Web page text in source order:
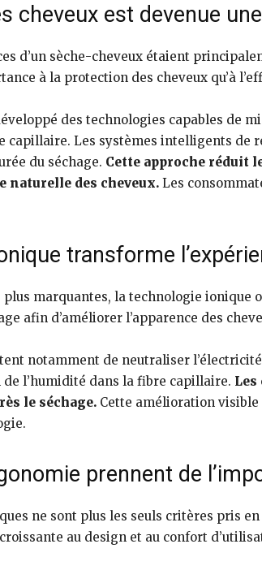
cheveux est devenue
d’un sèche-cheveux étaient
à la protection des cheveux qu’à
des technologies capables de
capillaire. Les systèmes intelligents
du séchage. Cette approche réduit
naturelle des cheveux. Les
transforme
marquantes, la technologie ionique
afin d’améliorer l’apparence des
notamment de neutraliser
l’humidité dans la fibre capillaire.
le séchage. Cette amélioration
prennent de
ne sont plus les seuls critères pris
au design et au confort